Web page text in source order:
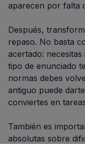
aparecen por falta
Después,
repaso. No basta
acertado:
tipo de enunciado
normas debes
antiguo puede
conviertes en
También es
absolutas sobre